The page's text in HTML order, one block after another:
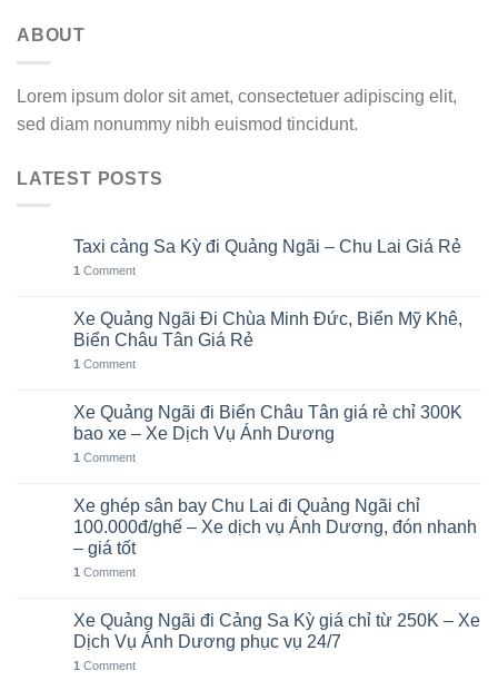
ABOUT
Lorem ipsum dolor sit amet, consectetuer adipiscing elit,
sed diam nonummy nibh euismod tincidunt.
LATEST POSTS
Taxi cảng Sa Kỳ đi Quảng Ngãi – Chu Lai Giá Rẻ
1 Comment
Xe Quảng Ngãi Đi Chùa Minh Đức, Biển Mỹ Khê,
Biển Châu Tân Giá Rẻ
1 Comment
Xe Quảng Ngãi đi Biển Châu Tân giá rẻ chỉ 300K
bao xe – Xe Dịch Vụ Ánh Dương
1 Comment
Xe ghép sân bay Chu Lai đi Quảng Ngãi chỉ
100.000đ/ghế – Xe dịch vụ Ánh Dương, đón nhanh
– giá tốt
1 Comment
Xe Quảng Ngãi đi Cảng Sa Kỳ giá chỉ từ 250K – Xe
Dịch Vụ Ánh Dương phục vụ 24/7
1 Comment